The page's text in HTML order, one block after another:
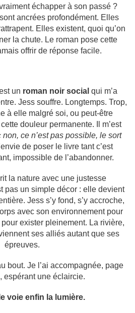
échapper à son passé ?
ancrées profondément. Elles
Elles existent, quoi qu’on
la chute. Le roman pose cette
offrir de réponse facile.
un roman noir social qui m’a
Jess souffre. Longtemps. Trop,
à elle malgré soi, ou peut-être
douleur permanente. Il m’est
non, ce n’est pas possible, le sort
de poser le livre tant c’est
impossible de l’abandonner.
la nature avec une justesse
pas un simple décor : elle devient
Jess s’y fond, s’y accroche,
avec son environnement pour
exister pleinement. La rivière,
ses alliés autant que ses
épreuves.
bout. Je l’ai accompagnée, page
espérant une éclaircie.
voie enfin la lumière.